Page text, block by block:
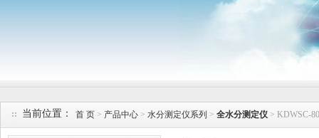
当前位置： 首 页 > 产品中心 > 水分测定仪系列 > 全水分测定仪 > KDWSC-